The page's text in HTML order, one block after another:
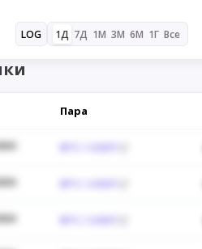
LOG 1Д 7Д 1М 3М 6М 1Г Все
Пара